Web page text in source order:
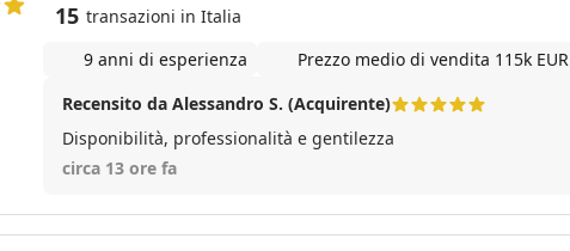
15 transazioni in Italia
9 anni di esperienza
Prezzo medio di vendita 115k EUR
Recensito da Alessandro S. (Acquirente)
Disponibilità, professionalità e gentilezza
circa 13 ore fa